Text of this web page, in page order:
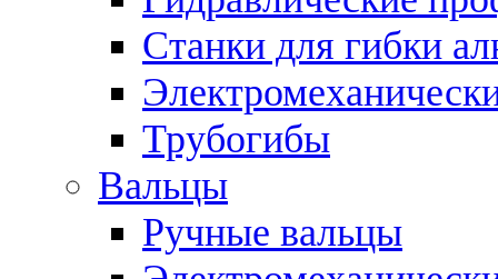
Станки для гибки
Трубогибы
Вальцы
Ручные вальцы